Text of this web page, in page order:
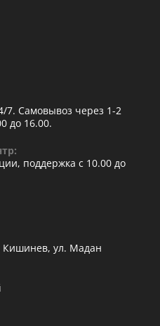
7. Самовывоз через 1-2
до 16.00.
поддержка с 10.00 до
Кишинев, ул. Мадан